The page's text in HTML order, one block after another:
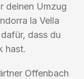
deinen Umzug
la Vella
dass du
hast.
Offenbach